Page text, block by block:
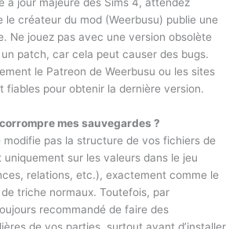
le créateur du mod (Weerbusu) publie une
Ne jouez pas avec une version obsolète
un patch, car cela peut causer des bugs.
le Patreon de Weerbusu ou les sites
fiables pour obtenir la dernière version.
mes sauvegardes ?
modifie pas la structure de vos fichiers de
uniquement sur les valeurs dans le jeu
relations, etc.), exactement comme le
triche normaux. Toutefois, par
recommandé de faire des
de vos parties, surtout avant d’installer